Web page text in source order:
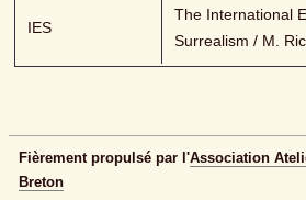
IES
The International
Surrealism / M.
Fièrement propulsé par l'Association
Breton